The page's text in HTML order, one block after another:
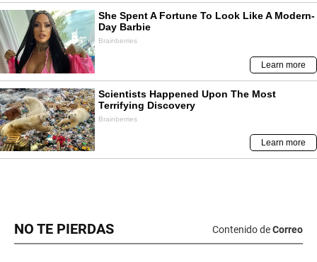
NO TE PIERDAS Contenido deCorreo